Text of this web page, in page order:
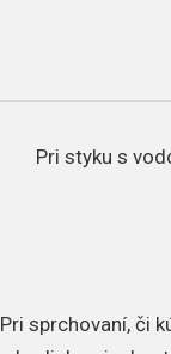
Pri styku s
Pri sprchovaní, či